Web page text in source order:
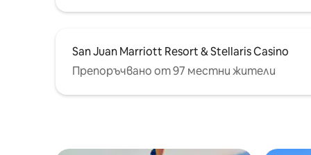
San Juan Marriott Resort & Stellaris Casino
Препоръчвано от 97 местни жители